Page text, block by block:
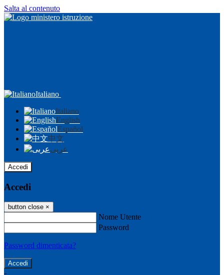
Salta al contenuto
Italiano
Italiano
English
Español
中文
عربى
Accedi
Accedi
button close ×
Nome Utente
Password
Password dimenticata?
-